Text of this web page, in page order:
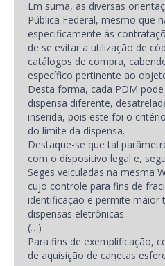
Em suma, as diversas
Pública Federal, mesmo que
especificamente às
de se evitar a utilização de
catálogos de compra,
específico pertinente ao
Desta forma, cada PDM
dispensa diferente,
inserida, pois este foi o
do limite da dispensa.
Destaque-se que tal
com o dispositivo legal e,
Seges veiculadas na mesma
cujo controle para fins de
identificação e permite maior
dispensas eletrônicas.
(…)
Para fins de exemplificação,
de aquisição de canetas